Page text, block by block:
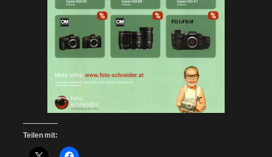
Teilen mit: